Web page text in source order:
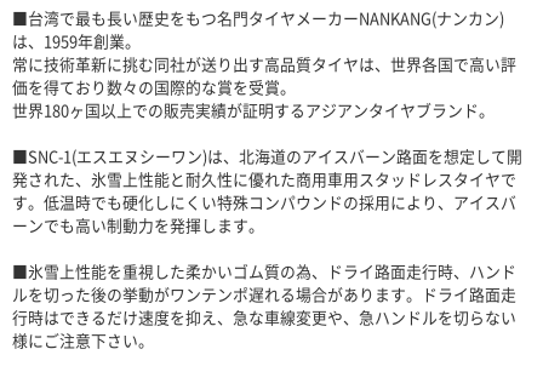
■台湾で最も長い歴史をもつ名門タイヤメーカーNANKANG(ナンカン)
は、1959年創業。
常に技術革新に挑む同社が送り出す高品質タイヤは、世界各国で高い評
価を得ており数々の国際的な賞を受賞。
世界180ヶ国以上での販売実績が証明するアジアンタイヤブランド。
■SNC-1(エスエヌシーワン)は、北海道のアイスバーン路面を想定して開
発された、氷雪上性能と耐久性に優れた商用車用スタッドレスタイヤで
す。低温時でも硬化しにくい特殊コンパウンドの採用により、アイスバ
ーンでも高い制動力を発揮します。
■氷雪上性能を重視した柔かいゴム質の為、ドライ路面走行時、ハンド
ルを切った後の挙動がワンテンポ遅れる場合があります。ドライ路面走
行時はできるだけ速度を抑え、急な車線変更や、急ハンドルを切らない
様にご注意下さい。